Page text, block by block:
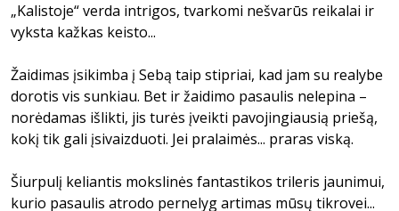
„Kalistoje“ verda intrigos, tvarkomi nešvarūs reikalai ir
vyksta kažkas keisto...
Žaidimas įsikimba į Sebą taip stipriai, kad jam su realybe
dorotis vis sunkiau. Bet ir žaidimo pasaulis nelepina –
norėdamas išlikti, jis turės įveikti pavojingiausią priešą,
kokį tik gali įsivaizduoti. Jei pralaimės... praras viską.
Šiurpulį keliantis mokslinės fantastikos trileris jaunimui,
kurio pasaulis atrodo pernelyg artimas mūsų tikrovei...